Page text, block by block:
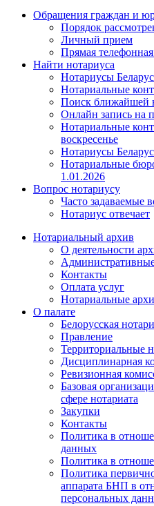
Обращения граждан и
Порядок
Личный прием
Прямая
Найти нотариуса
Нотариусы
Нотариальные
Поиск ближайшей
Онлайн запись на
Нотариальные
воскресенье
Нотариусы
Нотариальные
1.01.2026
Вопрос нотариусу
Часто задаваемые
Нотариус отвечает
Нотариальный архив
О деятельности
Контакты
Оплата услуг
Нотариальные
О палате
Белорусская
Правление
Территориальные
Дисциплинарная
Ревизионная
Базовая
сфере нотариата
Закупки
Контакты
Политика в
данных
Политика в
Политика
аппарата БНП в
персональных